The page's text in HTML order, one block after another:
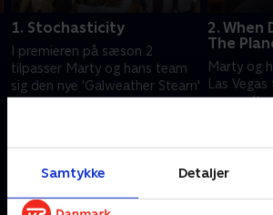
Samtykke Detaljer
1. Stochasticity
I premieren på sæson 2
tilpasser Marty og hans team
sig den nye 'Galweather Stearn'
2. When
The
Marty og
Las
gammelt
og